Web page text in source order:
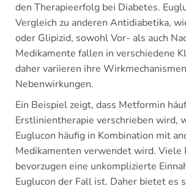
den Therapieerfolg bei Diabetes.
Vergleich zu anderen Antidiabetika,
oder Glipizid, sowohl Vor- als auch
Medikamente fallen in verschiedene
daher variieren ihre
Nebenwirkungen.
Ein Beispiel zeigt, dass Metformin
Erstlinientherapie verschrieben wird,
Euglucon häufig in Kombination mit
Medikamenten verwendet wird. Viele
bevorzugen eine unkomplizierte
Euglucon der Fall ist. Daher bietet es